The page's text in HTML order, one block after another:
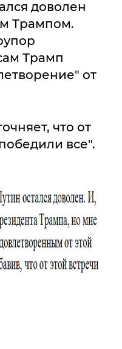
доволен
Трампом.
Трамп
от
что от
все".